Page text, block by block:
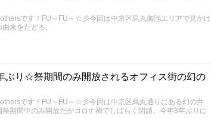
です！FU～FU～☆彡今回は中京区烏丸御池エリアで見かけ
来をたどる。
ぶり☆祭期間のみ開放されるオフィス街の幻の
です！FU～FU～☆彡今回は中京区烏丸通りにある幻の井
期間中のみ開放だがコロナ禍でしばらく閉鎖。今年3年ぶりに